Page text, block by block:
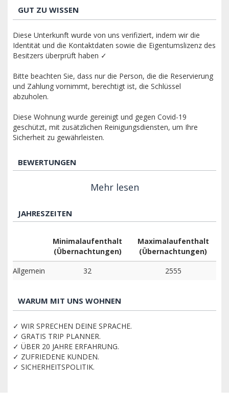
GUT ZU WISSEN
Diese Unterkunft wurde von uns verifiziert, indem wir die
Identität und die Kontaktdaten sowie die Eigentumslizenz des
Besitzers überprüft haben ✓
Bitte beachten Sie, dass nur die Person, die die Reservierung
und Zahlung vornimmt, berechtigt ist, die Schlüssel
abzuholen.
Diese Wohnung wurde gereinigt und gegen Covid-19
geschützt, mit zusätzlichen Reinigungsdiensten, um Ihre
Sicherheit zu gewährleisten.
BEWERTUNGEN
Mehr lesen
JAHRESZEITEN
Minimalaufenthalt
(Übernachtungen)
Maximalaufenthalt
(Übernachtungen)
Allgemein
32 2555
WARUM MIT UNS WOHNEN
✓ WIR SPRECHEN DEINE SPRACHE.
✓ GRATIS TRIP PLANNER.
✓ ÜBER 20 JAHRE ERFAHRUNG.
✓ ZUFRIEDENE KUNDEN.
✓ SICHERHEITSPOLITIK.